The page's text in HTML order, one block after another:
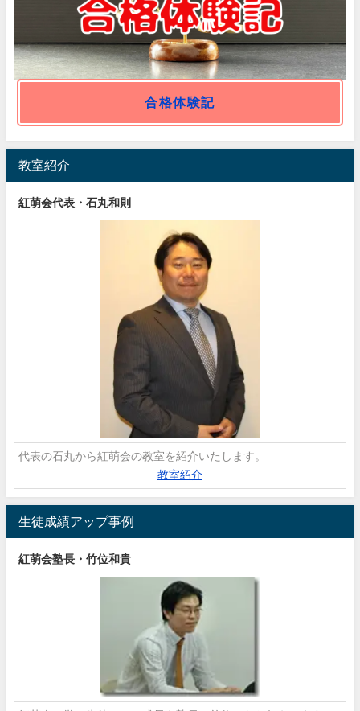
合格体験記
教室紹介
紅萌会代表・石丸和則
代表の石丸から紅萌会の教室を紹介いたします。
教室紹介
生徒成績アップ事例
紅萌会塾長・竹位和貴